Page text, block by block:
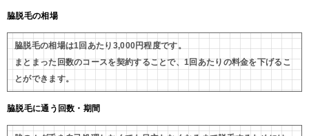
脇脱毛の相場
脇脱毛の相場は1回あたり3,000円程度です。
まとまった回数のコースを契約することで、1回あたりの料金を下げるこ
とができます。
脇脱毛に通う回数・期間